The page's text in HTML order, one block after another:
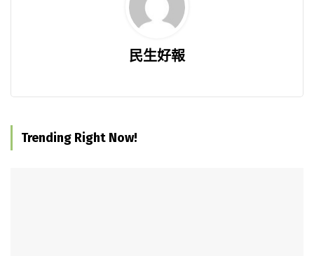
民生好報
Trending Right Now!